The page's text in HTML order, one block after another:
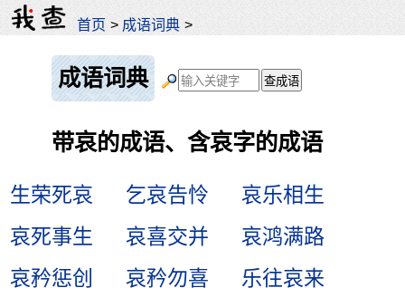
首页 > 成语词典 >
成语词典
带哀的成语、含哀字的成语
生荣死哀 乞哀告怜
哀乐相生
哀死事生
哀喜交并
哀鸿满路
哀矜惩创
哀矜勿喜
乐往哀来